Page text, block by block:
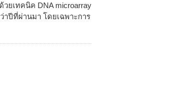
ยเทคนิค DNA microarray
าปีที่ผ่านมา โดยเฉพาะการ